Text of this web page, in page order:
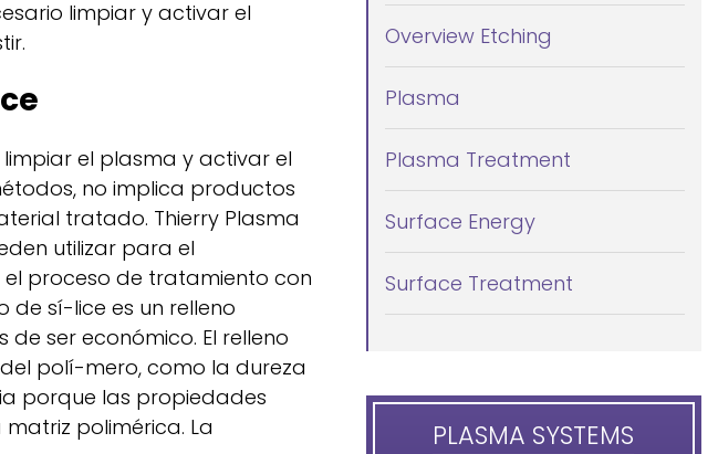
limpiar y activar el
el plasma y activar el
no implica productos
tratado. Thierry Plasma
utilizar para el
proceso de tratamiento con
sí-lice es un relleno
ser económico. El relleno
polí-mero, como la dureza
porque las propiedades
polimérica. La
Overview Etching
Plasma
Plasma Treatment
Surface Energy
Surface Treatment
PLASMA SYSTEMS